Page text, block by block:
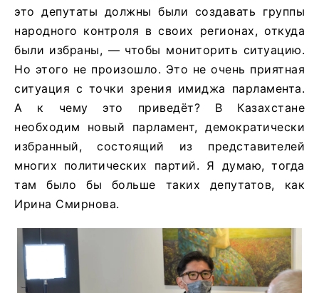
это депутаты должны были создавать группы
народного контроля в своих регионах, откуда
были избраны, — чтобы мониторить ситуацию.
Но этого не произошло. Это не очень приятная
ситуация с точки зрения имиджа парламента.
А к чему это приведёт? В Казахстане
необходим новый парламент, демократически
избранный, состоящий из представителей
многих политических партий. Я думаю, тогда
там было бы больше таких депутатов, как
Ирина Смирнова.